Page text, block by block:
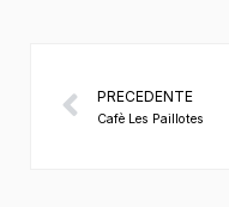
PRECEDENTE
Cafè Les Paillotes